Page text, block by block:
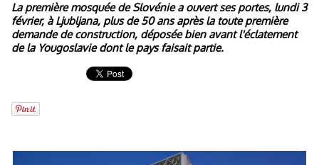
La première mosquée de Slovénie a ouvert ses portes, lundi 3
février, à Ljubljana, plus de 50 ans après la toute première
demande de construction, déposée bien avant l'éclatement
de la Yougoslavie dont le pays faisait partie.